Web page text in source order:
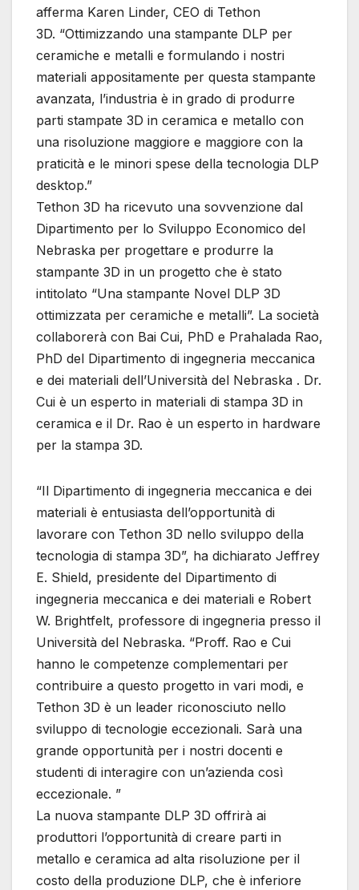
afferma Karen Linder, CEO di Tethon
3D. “Ottimizzando una stampante DLP per
ceramiche e metalli e formulando i nostri
materiali appositamente per questa stampante
avanzata, l’industria è in grado di produrre
parti stampate 3D in ceramica e metallo con
una risoluzione maggiore e maggiore con la
praticità e le minori spese della tecnologia DLP
desktop.”
Tethon 3D ha ricevuto una sovvenzione dal
Dipartimento per lo Sviluppo Economico del
Nebraska per progettare e produrre la
stampante 3D in un progetto che è stato
intitolato “Una stampante Novel DLP 3D
ottimizzata per ceramiche e metalli”. La società
collaborerà con Bai Cui, PhD e Prahalada Rao,
PhD del Dipartimento di ingegneria meccanica
e dei materiali dell’Università del Nebraska . Dr.
Cui è un esperto in materiali di stampa 3D in
ceramica e il Dr. Rao è un esperto in hardware
per la stampa 3D.
“Il Dipartimento di ingegneria meccanica e dei
materiali è entusiasta dell’opportunità di
lavorare con Tethon 3D nello sviluppo della
tecnologia di stampa 3D”, ha dichiarato Jeffrey
E. Shield, presidente del Dipartimento di
ingegneria meccanica e dei materiali e Robert
W. Brightfelt, professore di ingegneria presso il
Università del Nebraska. “Proff. Rao e Cui
hanno le competenze complementari per
contribuire a questo progetto in vari modi, e
Tethon 3D è un leader riconosciuto nello
sviluppo di tecnologie eccezionali. Sarà una
grande opportunità per i nostri docenti e
studenti di interagire con un’azienda così
eccezionale. ”
La nuova stampante DLP 3D offrirà ai
produttori l’opportunità di creare parti in
metallo e ceramica ad alta risoluzione per il
costo della produzione DLP, che è inferiore